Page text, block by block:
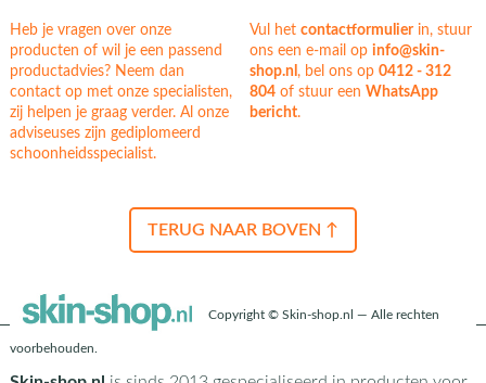
Heb je vragen over onze
producten of wil je een passend
productadvies? Neem dan
contact op met onze specialisten,
zij helpen je graag verder. Al onze
adviseuses zijn gediplomeerd
schoonheidsspecialist.
Vul hetcontactformulierin, stuur
ons een e-mail op info@skin-
shop.nl, bel ons op0412 - 312
804 of stuur eenWhatsApp
bericht.
TERUG NAAR BOVEN ↑
Copyright © Skin-shop.nl — Alle rechten
voorbehouden.